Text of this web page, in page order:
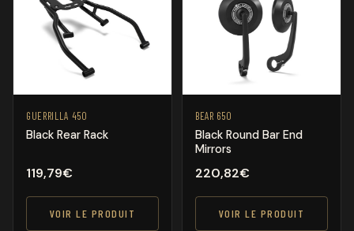
GUERRILLA 450
Black Rear Rack
119,79€
VOIR LE PRODUIT
BEAR 650
Black Round Bar End
Mirrors
220,82€
VOIR LE PRODUIT